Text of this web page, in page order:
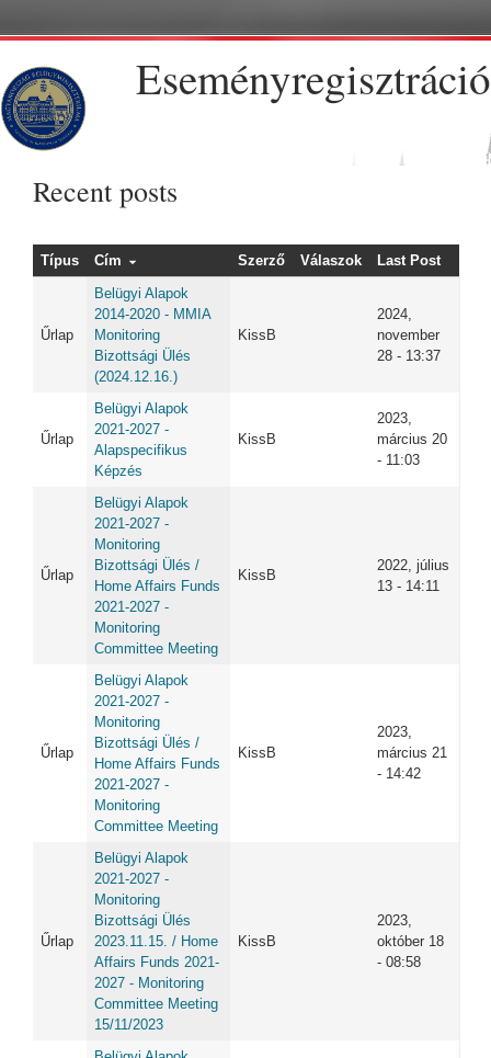
Eseményregisztráció
Recent posts
Típus Cím Szerző Válaszok Last Post
Űrlap
Belügyi Alapok
2014-2020 - MMIA
Monitoring
Bizottsági Ülés
(2024.12.16.)
KissB
2024,
november
28 - 13:37
Űrlap
Belügyi Alapok
2021-2027 -
Alapspecifikus
Képzés
KissB
2023,
március 20
- 11:03
Űrlap
Belügyi Alapok
2021-2027 -
Monitoring
Bizottsági Ülés /
Home Affairs Funds
2021-2027 -
Monitoring
Committee Meeting
KissB
2022, július
13 - 14:11
Űrlap
Belügyi Alapok
2021-2027 -
Monitoring
Bizottsági Ülés /
Home Affairs Funds
2021-2027 -
Monitoring
Committee Meeting
KissB
2023,
március 21
- 14:42
Űrlap
Belügyi Alapok
2021-2027 -
Monitoring
Bizottsági Ülés
2023.11.15. / Home
Affairs Funds 2021-
2027 - Monitoring
Committee Meeting
15/11/2023
KissB
2023,
október 18
- 08:58